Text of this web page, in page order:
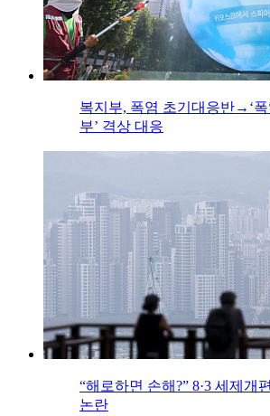
복지부, 폭염 초기대응반→‘
부’ 격상 대응
“해로하면 손해?” 8·3 세제개
논란